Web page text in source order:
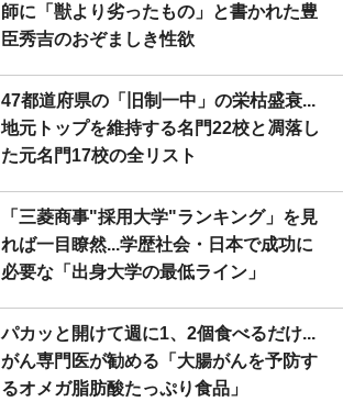
師に「獣より劣ったもの」と書かれた豊
臣秀吉のおぞましき性欲
47都道府県の「旧制一中」の栄枯盛衰...
地元トップを維持する名門22校と凋落し
た元名門17校の全リスト
「三菱商事"採用大学"ランキング」を見
れば一目瞭然...学歴社会・日本で成功に
必要な「出身大学の最低ライン」
パカッと開けて週に1、2個食べるだけ...
がん専門医が勧める「大腸がんを予防す
るオメガ脂肪酸たっぷり食品」